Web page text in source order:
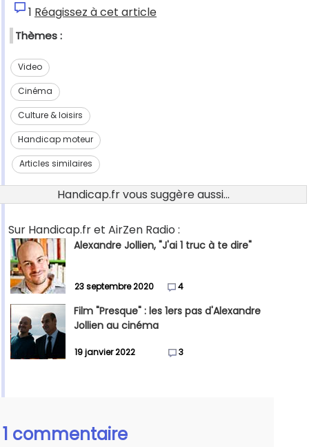
1 Réagissez à cet article
Thèmes :
Video
Cinéma
Culture & loisirs
Handicap moteur
Articles similaires
Handicap.fr vous suggère aussi...
Sur Handicap.fr et AirZen Radio :
Alexandre Jollien, "J'ai 1 truc à te dire"
23 septembre 2020 4
Film "Presque" : les 1ers pas d'Alexandre
Jollien au cinéma
19 janvier 2022 3
1 commentaire